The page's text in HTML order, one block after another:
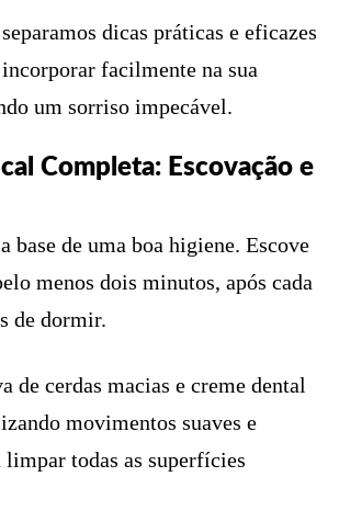
dicas práticas e eficazes
facilmente na sua
um sorriso impecável.
Completa: Escovação e
base de uma boa higiene. Escove
menos dois minutos, após cada
de dormir.
de cerdas macias e creme dental
movimentos suaves e
todas as superfícies